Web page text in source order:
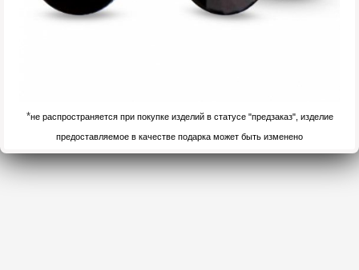
*не распространяется при покупке изделий в статусе "предзаказ", изделие
предоставляемое в качестве подарка может быть изменено